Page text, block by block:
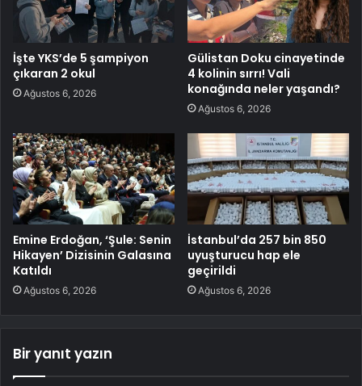
İşte YKS’de 5 şampiyon
çıkaran 2 okul
Ağustos 6, 2026
Gülistan Doku cinayetinde
4 kolinin sırrı! Vali
konağında neler yaşandı?
Ağustos 6, 2026
Emine Erdoğan, ‘Şule: Senin
Hikayen’ Dizisinin Galasına
Katıldı
Ağustos 6, 2026
İstanbul’da 257 bin 850
uyuşturucu hap ele
geçirildi
Ağustos 6, 2026
Bir yanıt yazın